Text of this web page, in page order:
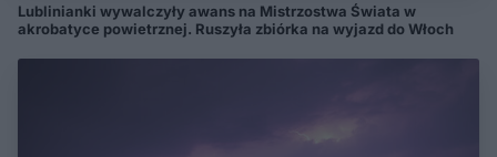
Lublinianki wywalczyły awans na Mistrzostwa Świata w
akrobatyce powietrznej. Ruszyła zbiórka na wyjazd do Włoch